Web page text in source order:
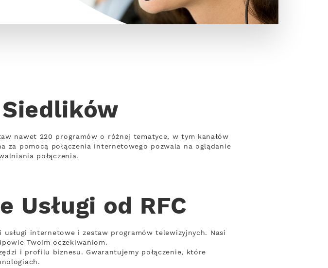
nawet 220 programów o różnej tematyce, w tym kanałów
pomocą połączenia internetowego pozwala na oglądanie
połączenia.
Usługi od RFC
internetowe i zestaw programów telewizyjnych. Nasi
Twoim oczekiwaniom.
i profilu biznesu. Gwarantujemy połączenie, które